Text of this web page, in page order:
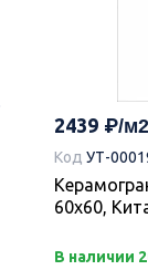
2439
Код УТ-
60х60,
В наличии